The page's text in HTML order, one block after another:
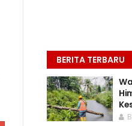
BERITA TERBARU